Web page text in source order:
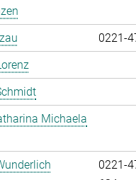
0221-
Michaela
0221-